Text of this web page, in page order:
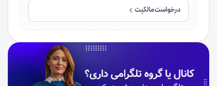
درخواست مالکیت